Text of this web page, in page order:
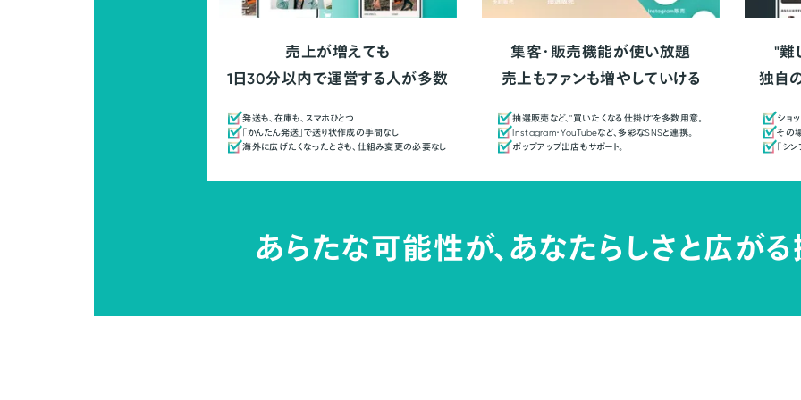
売上が増えても
1日30分以内で運営する人が多数
発送も、在庫も、スマホひとつ
「かんたん発送」で送り状作成の手間なし
海外に広げたくなったときも、仕組み変更の必要なし
集客・販売機能が使い放題
売上もファンも増やしていける
抽選販売など、"買いたくなる仕掛け"を多数用意。
Instagram・YouTubeなど、多彩なSNSと連携。
ポップアップ出店もサポート。
"難
独自
ショ
その
「シ
あらたな可能性が、あなたらしさと広がる